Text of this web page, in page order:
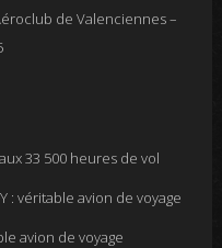
de Valenciennes –
33 500 heures de vol
: véritable avion de voyage
avion de voyage